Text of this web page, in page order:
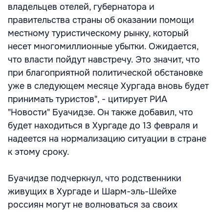
владельцев отелей, губернатора и
правительства страны об оказании помощи
местному туристическому рынку, который
несет многомиллионные убытки. Ожидается,
что власти пойдут навстречу. Это значит, что
при благоприятной политической обстановке
уже в следующем месяце Хургада вновь будет
принимать туристов", - цитирует РИА
"Новости" Буачидзе. Он также добавил, что
будет находиться в Хургаде до 13 февраля и
надеется на нормализацию ситуации в стране
к этому сроку.
Буачидзе подчеркнул, что родственники
живущих в Хургаде и Шарм-эль-Шейхе
россиян могут не волноваться за своих